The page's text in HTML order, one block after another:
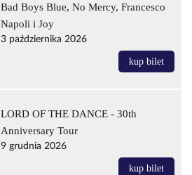
Bad Boys Blue, No Mercy, Francesco
Napoli i Joy
3 października 2026
kup bilet
LORD OF THE DANCE - 30th
Anniversary Tour
9 grudnia 2026
kup bilet